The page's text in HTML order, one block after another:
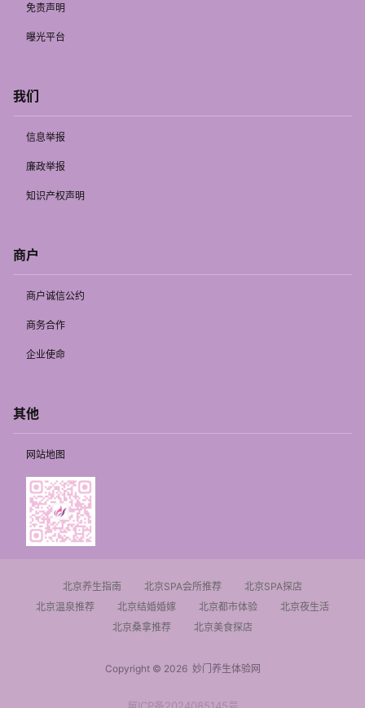
免责声明
曝光平台
我们
信息举报
廉政举报
知识产权声明
商户
商户诚信公约
商务合作
企业使命
其他
网站地图
北京养生指南 北京SPA会所推荐
北京SPA探店
北京温泉推荐
北京结婚婚嫁 北京都市体验
北京夜生活
北京桑拿推荐
北京美食探店
Copyright © 2026妙门养生体验网